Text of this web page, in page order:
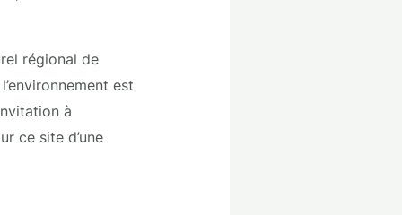
régional de
est
à
ce site d’une